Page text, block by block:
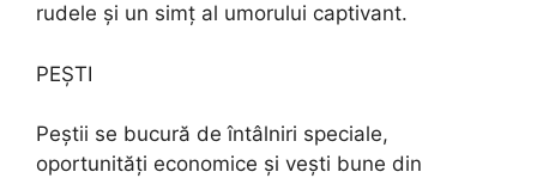
rudele și un simț al umorului captivant.
PEŞTI
Peștii se bucură de întâlniri speciale,
oportunități economice și vești bune din